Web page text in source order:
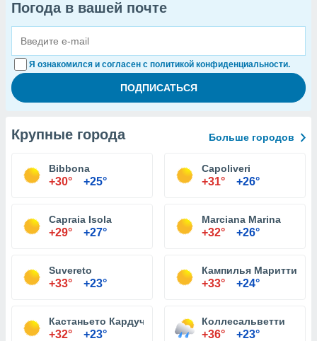
Погода в вашей почте
Я ознакомился и согласен с политикой конфиденциальности.
Крупные города Больше городов
Bibbona
+30° +25°
Capoliveri
+31° +26°
Capraia Isola
+29° +27°
Marciana Marina
+32° +26°
Suvereto
+33° +23°
Кампилья Мариттима
+33° +24°
Кастаньето Кардуччи
+32° +23°
Коллесальветти
+36° +23°